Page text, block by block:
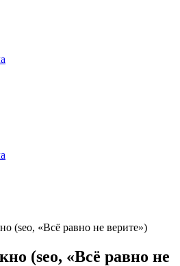
(seo, «Всё равно не верите»)
(seo, «Всё равно не